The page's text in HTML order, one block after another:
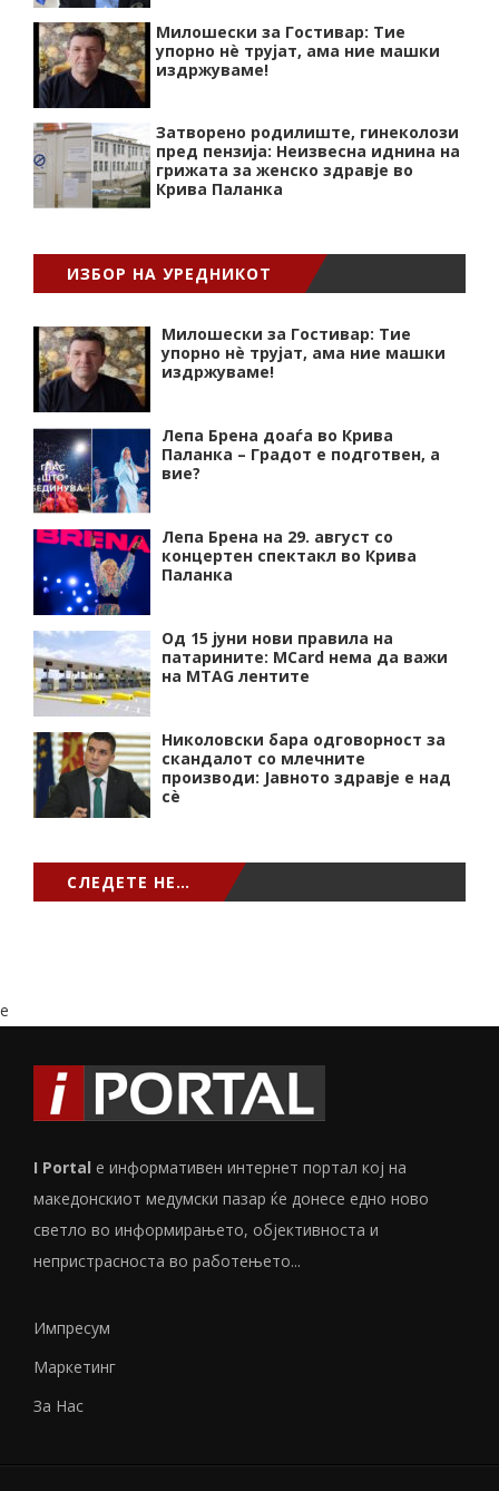
Милошески за Гостивар: Тие
упорно нѐ трујат, ама ние машки
издржуваме!
Затворено родилиште, гинеколози
пред пензија: Неизвесна иднина на
грижата за женско здравје во
Крива Паланка
ИЗБОР НА УРЕДНИКОТ
Милошески за Гостивар: Тие
упорно нѐ трујат, ама ние машки
издржуваме!
Лепа Брена доаѓа во Крива
Паланка – Градот е подготвен, а
вие?
Лепа Брена на 29. август со
концертен спектакл во Крива
Паланка
Од 15 јуни нови правила на
патарините: MCard нема да важи
на MTAG лентите
Николовски бара одговорност за
скандалот со млечните
производи: Јавното здравје е над
сѐ
СЛЕДЕТЕ НЕ…
e
I Portal е информативен интернет портал кој на
македонскиот медумски пазар ќе донесе едно ново
светло во информирањето, објективноста и
непристрасноста во работењето...
Импресум
Маркетинг
За Нас